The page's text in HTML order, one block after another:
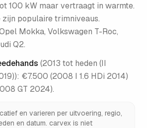
100 kW maar vertraagt in warmte.
zijn populaire trimniveaus.
Mokka, Volkswagen T-Roc,
Q2.
(2013 tot heden (II
): €7.500 (2008 I 1.6 HDi 2014)
GT 2024).
en varieren per uitvoering, regio,
en datum. carvex is niet